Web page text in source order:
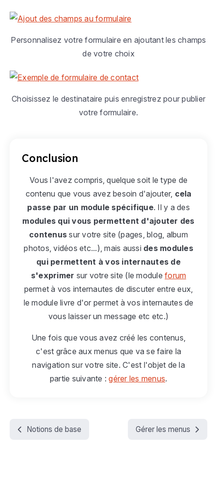
Personnalisez votre formulaire en ajoutant les champs
de votre choix
Choisissez le destinataire puis enregistrez pour publier
votre formulaire.
Conclusion
Vous l'avez compris, quelque soit le type de
contenu que vous avez besoin d'ajouter, cela
passe par un module spécifique. Il y a des
modules qui vous permettent d'ajouter des
contenus sur votre site (pages, blog, album
photos, vidéos etc...), mais aussi des modules
qui permettent à vos internautes de
s'exprimer sur votre site (le module forum
permet à vos internautes de discuter entre eux,
le module livre d'or permet à vos internautes de
vous laisser un message etc etc.)
Une fois que vous avez créé les contenus,
c'est grâce aux menus que va se faire la
navigation sur votre site. C'est l'objet de la
partie suivante :gérer les menus.
Notions de base Gérer les menus